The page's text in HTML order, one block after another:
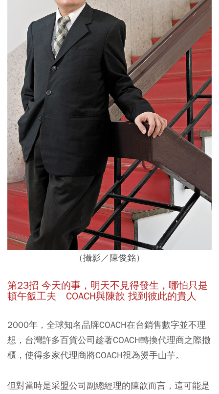
（攝影／陳俊銘）
第23招 今天的事，明天不見得發生，哪怕只是
頓午飯工夫 COACH與陳歆 找到彼此的貴人
2000年，全球知名品牌COACH在台銷售數字並不理
想，台灣許多百貨公司趁著COACH轉換代理商之際撤
櫃，使得多家代理商將COACH視為燙手山芋。
但對當時是采盟公司副總經理的陳歆而言，這可能是